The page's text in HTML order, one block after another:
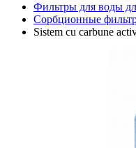
Фильтры для воды
Сорбционные
Sistem cu carbune